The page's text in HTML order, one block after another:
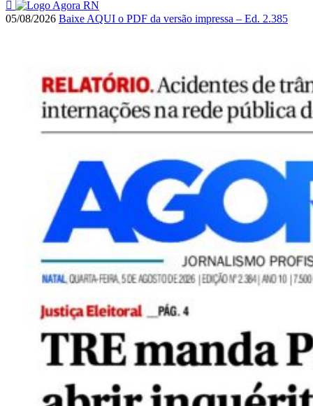
05/08/2026 Baixe AQUI o PDF da versão impressa – Ed. 2.385